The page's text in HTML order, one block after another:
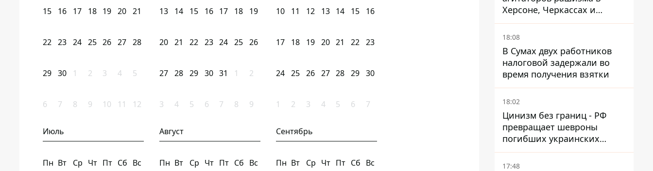
15 16 17 18 19 20 21
22 23 24 25 26 27 28
29 30 1 2 3 4 5
6 7 8 9 10 11 12
13 14 15 16 17 18 19
20 21 22 23 24 25 26
27 28 29 30 31 1 2
3 4 5 6 7 8 9
10 11 12 13 14 15 16
17 18 19 20 21 22 23
24 25 26 27 28 29 30
1 2 3 4 5 6 7
Июль
Пн Вт Ср Чт Пт Сб Вс
Август
Пн Вт Ср Чт Пт Сб Вс
Сентябрь
Пн Вт Ср Чт Пт Сб Вс
Херсоне, Черкассах и
Сумской области
18:08
В Сумах двух работников
налоговой задержали во
время получения взятки
18:02
Цинизм без границ - РФ
превращает шевроны
погибших украинских
защитников в экспонаты
"музея СВО"
17:48